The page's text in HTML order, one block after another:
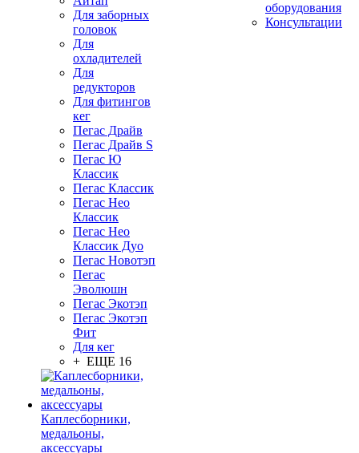
Для заборных
головок
Для
охладителей
Для
редукторов
Для фитингов
кег
Пегас Драйв
Пегас Драйв S
Пегас Ю
Классик
Пегас Классик
Пегас Нео
Классик
Пегас Нео
Классик Дуо
Пегас Новотэп
Пегас
Эволюшн
Пегас Экотэп
Пегас Экотэп
Фит
Для кег
+ ЕЩЕ 16
Каплесборники,
медальоны,
аксессуары
оборудования
Консультации